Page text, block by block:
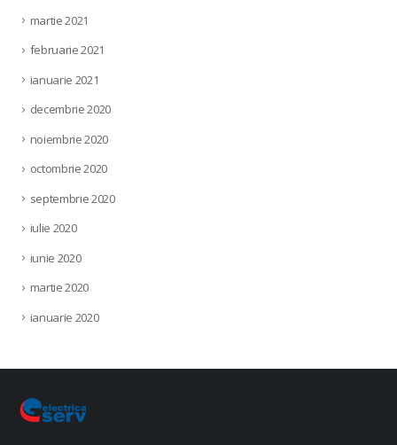
martie 2021
februarie 2021
ianuarie 2021
decembrie 2020
noiembrie 2020
octombrie 2020
septembrie 2020
iulie 2020
iunie 2020
martie 2020
ianuarie 2020